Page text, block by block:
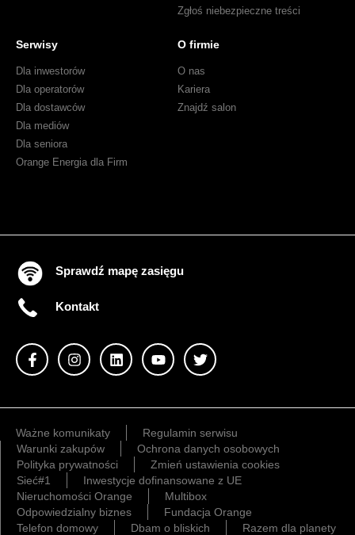
Zgłoś niebezpieczne treści
Serwisy
Dla inwestorów
Dla operatorów
Dla dostawców
Dla mediów
Dla seniora
Orange Energia dla Firm
O firmie
O nas
Kariera
Znajdź salon
Sprawdź mapę zasięgu
Kontakt
Ważne komunikaty
Regulamin serwisu
Warunki zakupów
Ochrona danych osobowych
Polityka prywatności
Zmień ustawienia cookies
Sieć#1
Inwestycje dofinansowane z UE
Nieruchomości Orange
Multibox
Odpowiedzialny biznes
Fundacja Orange
Telefon domowy
Dbam o bliskich Razem dla planety